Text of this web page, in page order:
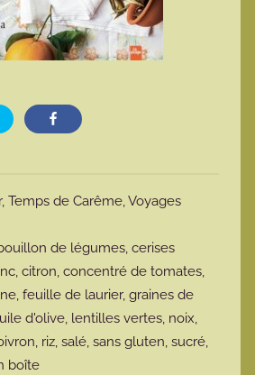
, Temps de Carême,Voyages
de légumes, cerises
, citron, concentré de tomates,
, feuille de laurier, graines de
d'olive, lentilles vertes, noix,
, riz, salé, sans gluten, sucré,
boîte